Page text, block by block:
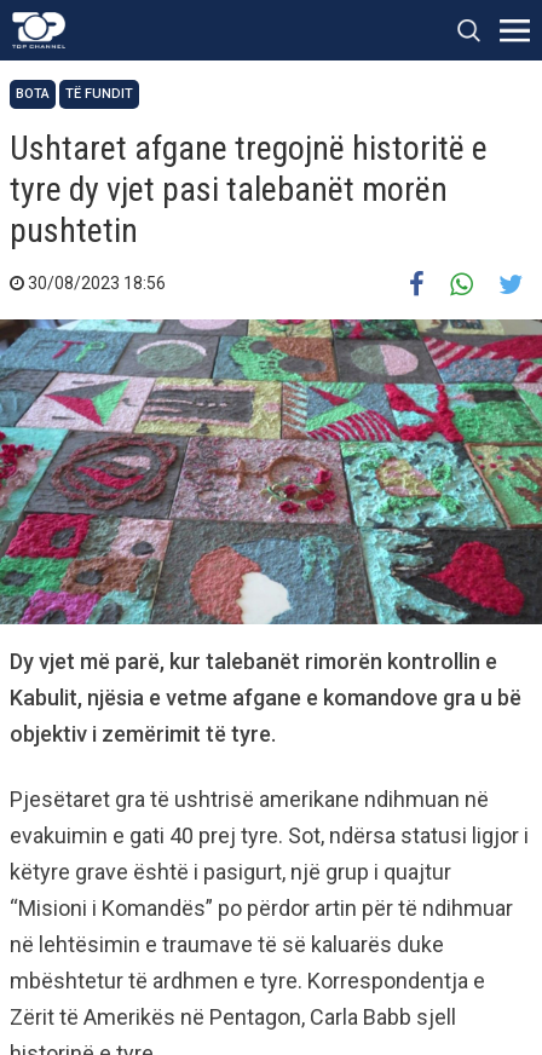
BOTA TË FUNDIT
Ushtaret afgane tregojnë historitë e
tyre dy vjet pasi talebanët morën
pushtetin
30/08/2023 18:56
Dy vjet më parë, kur talebanët rimorën kontrollin e
Kabulit, njësia e vetme afgane e komandove gra u bë
objektiv i zemërimit të tyre.
Pjesëtaret gra të ushtrisë amerikane ndihmuan në
evakuimin e gati 40 prej tyre. Sot, ndërsa statusi ligjor i
këtyre grave është i pasigurt, një grup i quajtur
“Misioni i Komandës” po përdor artin për të ndihmuar
në lehtësimin e traumave të së kaluarës duke
mbështetur të ardhmen e tyre. Korrespondentja e
Zërit të Amerikës në Pentagon, Carla Babb sjell